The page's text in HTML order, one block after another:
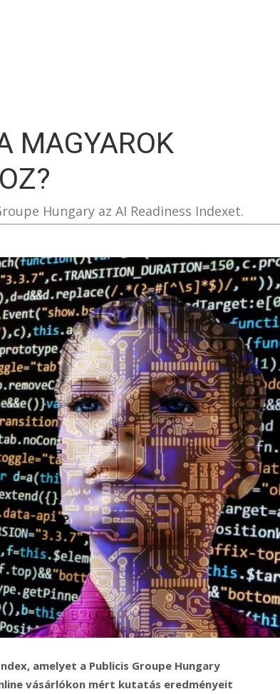
MAGYAROK
Hungary az AI Readiness Indexet.
amelyet a Publicis Groupe Hungary
vásárlókon mért kutatás eredményeit